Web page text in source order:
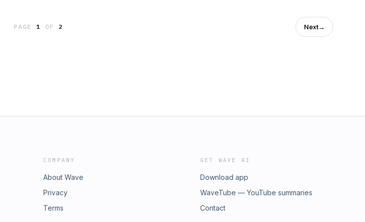
PAGE1 OF 2 Next→
COMPANY
About Wave
Privacy
Terms
GET WAVE AI
Download app
WaveTube — YouTube summaries
Contact